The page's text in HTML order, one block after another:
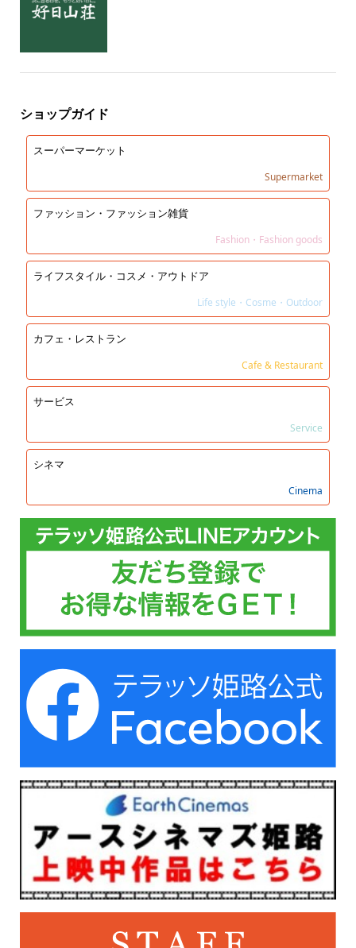
ショップガイド
スーパーマーケット
Supermarket
ファッション・ファッション雑貨
Fashion・Fashion goods
ライフスタイル・コスメ・アウトドア
Life style・Cosme・Outdoor
カフェ・レストラン
Cafe & Restaurant
サービス
Service
シネマ
Cinema